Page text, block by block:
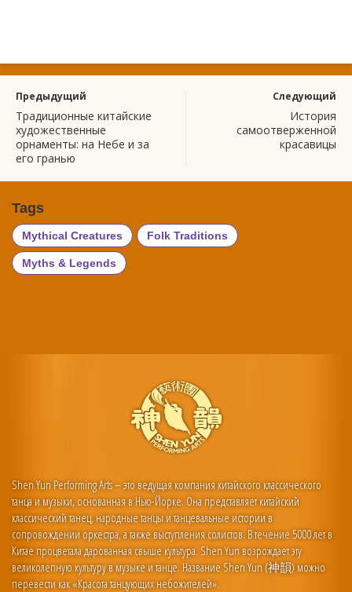
Предыдущий
Традиционные китайские
художественные
орнаменты: на Небе и за
его гранью
Следующий
История
самоотверженной
красавицы
Tags
Mythical Creatures Folk Traditions
Myths & Legends
Shen Yun Performing Arts – это ведущая компания китайского классического
танца и музыки, основанная в Нью-Йорке. Она представляет китайский
классический танец, народные танцы и танцевальные истории в
сопровождении оркестра, а также выступления солистов. В течение 5000 лет в
Китае процветала дарованная свыше культура. Shen Yun возрождает эту
великолепную культуру в музыке и танце. Название Shen Yun (神韻) можно
перевести как «Красота танцующих небожителей».